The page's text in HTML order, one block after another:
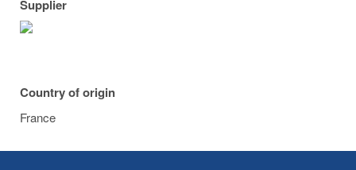
Supplier
Country of origin
France